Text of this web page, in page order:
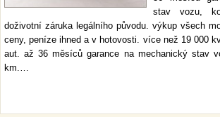
stav vozu,
doživotní záruka legálního původu. výkup všech
ceny, peníze ihned a v hotovosti. více než 19 000
aut. až 36 měsíců garance na mechanický stav
km.…